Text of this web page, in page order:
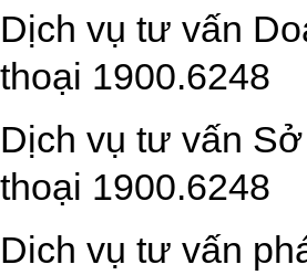
Dịch vụ tư vấn
thoại 1900.6248
Dịch vụ tư vấn
thoại 1900.6248
Dich vụ tư vấn